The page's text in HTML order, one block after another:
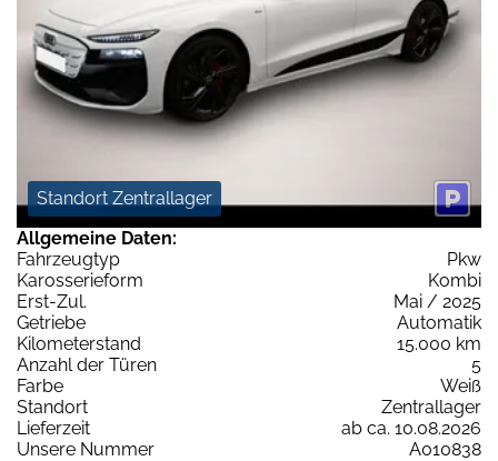
Standort Zentrallager
Allgemeine Daten:
Fahrzeugtyp
Pkw
Karosserieform
Kombi
Erst-Zul.
Mai / 2025
Getriebe
Automatik
Kilometerstand
15.000 km
Anzahl der Türen
5
Farbe
Weiß
Standort
Zentrallager
Lieferzeit
ab ca. 10.08.2026
Unsere Nummer
A010838